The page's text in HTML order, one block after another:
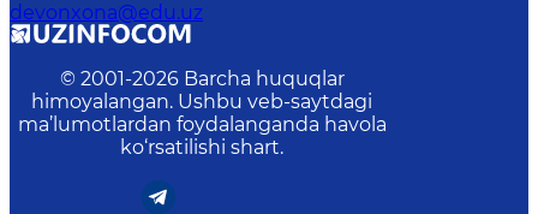
devonxona@edu.uz
© 2001-2026 Barcha huquqlar
himoyalangan. Ushbu veb-saytdagi
ma’lumotlardan foydalanganda havola
ko‘rsatilishi shart.